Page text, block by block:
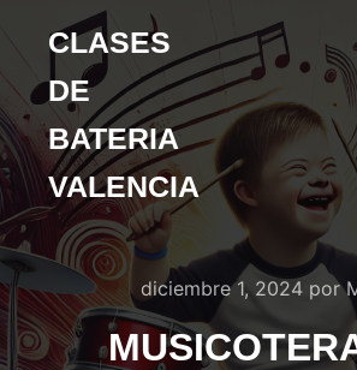
CLASES
DE
BATERIA
VALENCIA
diciembre 1, 2024 por